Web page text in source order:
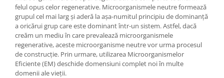
felul opus celor regenerative. Microorganismele neutre formează
grupul cel mai larg și aderă la așa-numitul principiu de dominanță
a oricărui grup care este dominant într-un sistem. Astfel, dacă
creăm un mediu în care prevalează microorganismele
regenerative, aceste microorganisme neutre vor urma procesul
de construcție. Prin urmare, utilizarea Microorganismelor
Eficiente (EM) deschide domensiuni complet noi în multe
domenii ale vieții.